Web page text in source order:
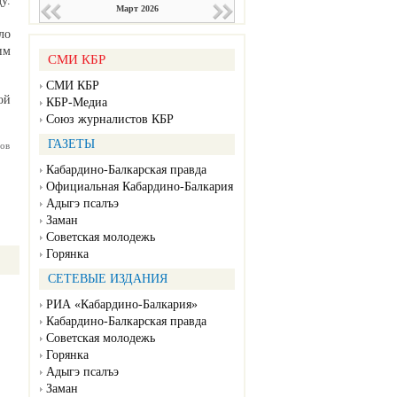
Март 2026
СМИ КБР
СМИ КБР
КБР-Медиа
Союз журналистов КБР
ГАЗЕТЫ
Кабардино-Балкарская правда
Официальная Кабардино-Балкария
Адыгэ псалъэ
Заман
Советская молодежь
Горянка
СЕТЕВЫЕ ИЗДАНИЯ
РИА «Кабардино-Балкария»
Кабардино-Балкарская правда
Советская молодежь
Горянка
Адыгэ псалъэ
Заман